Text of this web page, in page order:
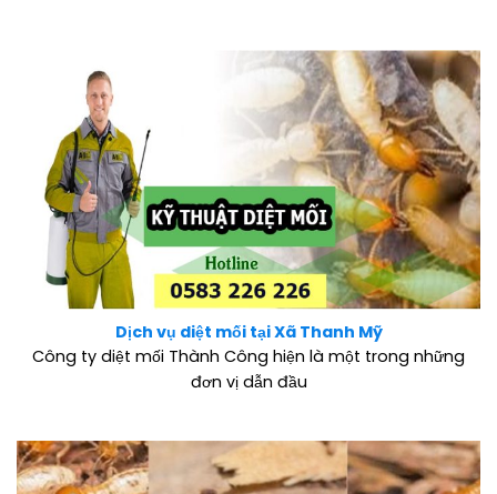
Dịch vụ diệt mối tại Xã Thanh Mỹ
Công ty diệt mối Thành Công hiện là một trong những
đơn vị dẫn đầu